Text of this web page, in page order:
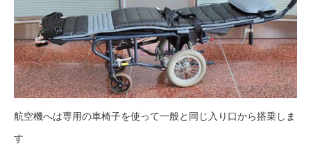
航空機へは専用の車椅子を使って一般と同じ入り口から搭乗しま
す